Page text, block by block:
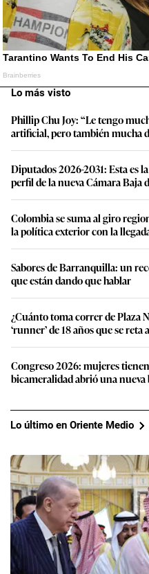
Lo más visto
Phillip Chu Joy: “Le tengo
artificial, pero también mucha
Diputados 2026-2031: Esta es
perfil de la nueva Cámara Baja
Colombia se suma al giro
la política exterior con la
Sabores de Barranquilla: un
que están dando que hablar
¿Cuánto toma correr de Plaza
‘runner’ de 18 años que se
Congreso 2026: mujeres
bicameralidad abrió una nueva
Lo último en Oriente Medio